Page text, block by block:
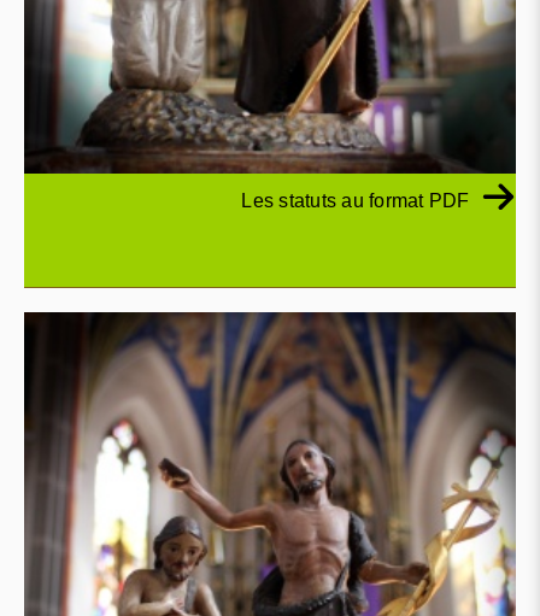
Les statuts au format PDF